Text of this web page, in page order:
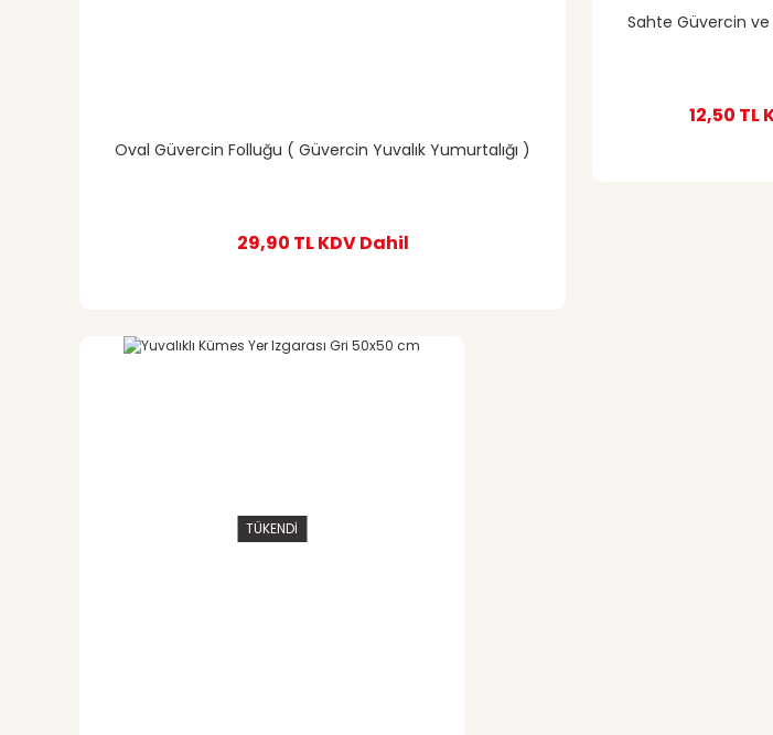
Oval Güvercin Folluğu ( Güvercin Yuvalık Yumurtalığı )
29,90 TLKDV Dahil
Sahte Güvercin ve
12,50 TL
TÜKENDİ